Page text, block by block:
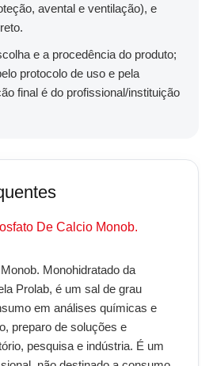
avental e ventilação), e
e a procedência do produto;
protocolo de uso e pela
final é do profissional/instituição
De Calcio Monob.
Monohidratado da
Prolab, é um sal de grau
em análises químicas e
preparo de soluções e
pesquisa e indústria. É um